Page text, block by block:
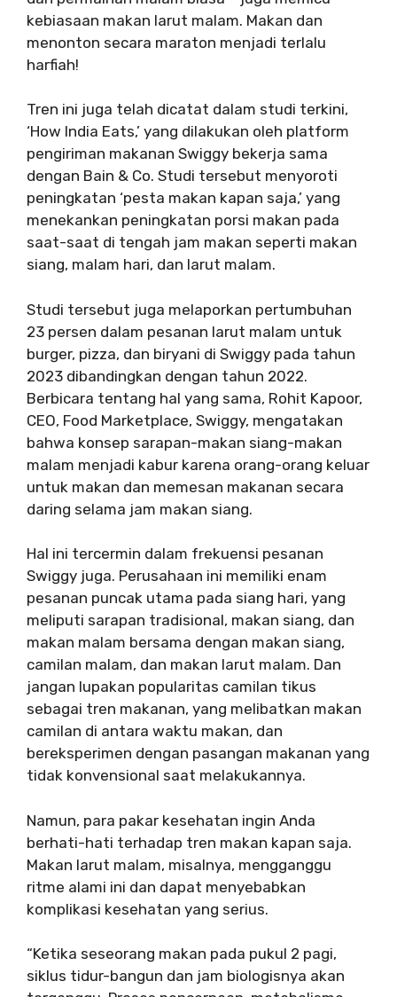
kebiasaan makan larut malam. Makan dan
menonton secara maraton menjadi terlalu
harfiah!
Tren ini juga telah dicatat dalam studi terkini,
‘How India Eats,’ yang dilakukan oleh platform
pengiriman makanan Swiggy bekerja sama
dengan Bain & Co. Studi tersebut menyoroti
peningkatan ‘pesta makan kapan saja,’ yang
menekankan peningkatan porsi makan pada
saat-saat di tengah jam makan seperti makan
siang, malam hari, dan larut malam.
Studi tersebut juga melaporkan pertumbuhan
23 persen dalam pesanan larut malam untuk
burger, pizza, dan biryani di Swiggy pada tahun
2023 dibandingkan dengan tahun 2022.
Berbicara tentang hal yang sama, Rohit Kapoor,
CEO, Food Marketplace, Swiggy, mengatakan
bahwa konsep sarapan-makan siang-makan
malam menjadi kabur karena orang-orang keluar
untuk makan dan memesan makanan secara
daring selama jam makan siang.
Hal ini tercermin dalam frekuensi pesanan
Swiggy juga. Perusahaan ini memiliki enam
pesanan puncak utama pada siang hari, yang
meliputi sarapan tradisional, makan siang, dan
makan malam bersama dengan makan siang,
camilan malam, dan makan larut malam. Dan
jangan lupakan popularitas camilan tikus
sebagai tren makanan, yang melibatkan makan
camilan di antara waktu makan, dan
bereksperimen dengan pasangan makanan yang
tidak konvensional saat melakukannya.
Namun, para pakar kesehatan ingin Anda
berhati-hati terhadap tren makan kapan saja.
Makan larut malam, misalnya, mengganggu
ritme alami ini dan dapat menyebabkan
komplikasi kesehatan yang serius.
“Ketika seseorang makan pada pukul 2 pagi,
siklus tidur-bangun dan jam biologisnya akan